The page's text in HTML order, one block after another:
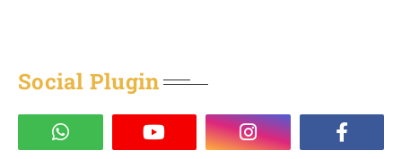
Social Plugin